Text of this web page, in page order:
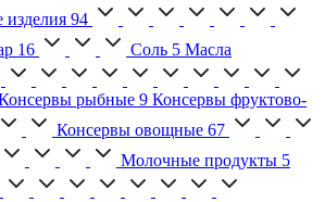
94
16 Соль 5 Масла
рыбные 9 Консервы фруктово-
Консервы овощные 67
Молочные продукты 5